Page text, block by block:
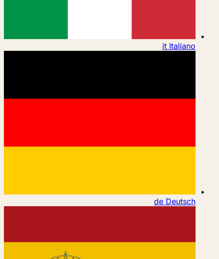
it Italiano
de Deutsch